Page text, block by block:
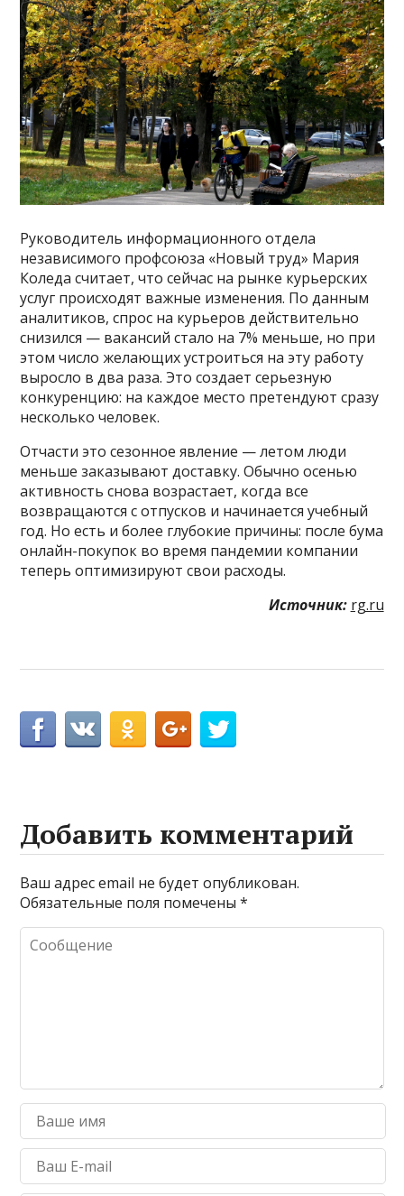
Руководитель информационного отдела
независимого профсоюза «Новый труд» Мария
Коледа считает, что сейчас на рынке курьерских
услуг происходят важные изменения. По данным
аналитиков, спрос на курьеров действительно
снизился — вакансий стало на 7% меньше, но при
этом число желающих устроиться на эту работу
выросло в два раза. Это создает серьезную
конкуренцию: на каждое место претендуют сразу
несколько человек.
Отчасти это сезонное явление — летом люди
меньше заказывают доставку. Обычно осенью
активность снова возрастает, когда все
возвращаются с отпусков и начинается учебный
год. Но есть и более глубокие причины: после бума
онлайн-покупок во время пандемии компании
теперь оптимизируют свои расходы.
Источник: rg.ru
Добавить комментарий
Ваш адрес email не будет опубликован.
Обязательные поля помечены*